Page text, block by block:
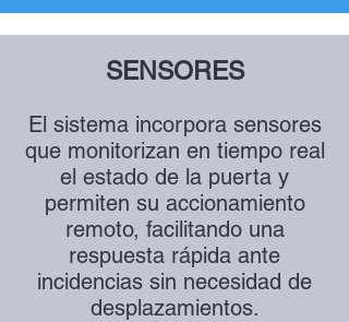
SENSORES
El sistema incorpora sensores
que monitorizan en tiempo real
el estado de la puerta y
permiten su accionamiento
remoto, facilitando una
respuesta rápida ante
incidencias sin necesidad de
desplazamientos.